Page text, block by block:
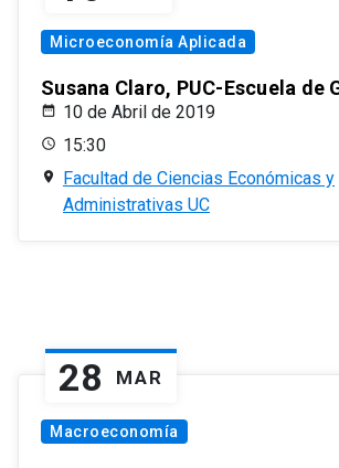
Microeconomía Aplicada
Susana Claro, PUC-Escuela de
10 de Abril de 2019
15:30
Facultad de Ciencias Económicas y
Administrativas UC
28 MAR
Macroeconomía